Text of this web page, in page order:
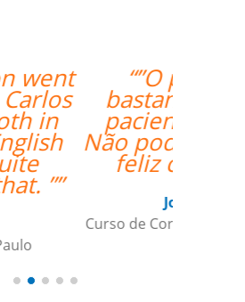
professor é
atencioso,
e didático.
estar mais
a aula.””
em Ribeirao Preto